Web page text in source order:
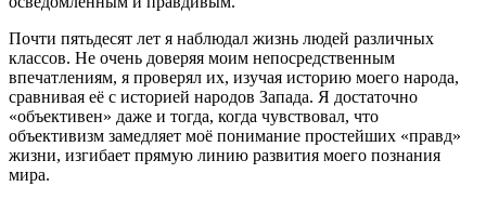
Почти пятьдесят лет я наблюдал жизнь людей различных
классов. Не очень доверяя моим непосредственным
впечатлениям, я проверял их, изучая историю моего народа,
сравнивая её с историей народов Запада. Я достаточно
«объективен» даже и тогда, когда чувствовал, что
объективизм замедляет моё понимание простейших «правд»
жизни, изгибает прямую линию развития моего познания
мира.